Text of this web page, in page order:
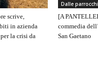
scrive,
in azienda
la crisi da
Dalle
[A
commedia
San Gaetano